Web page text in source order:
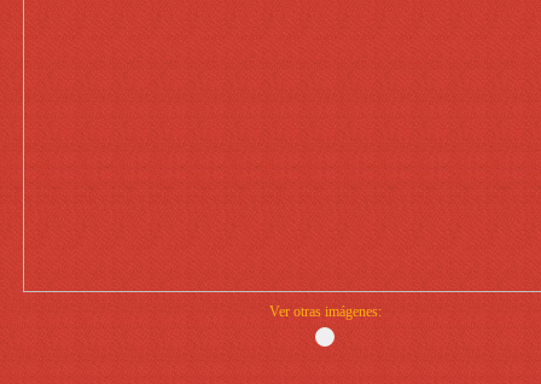
Ver otras imágenes: